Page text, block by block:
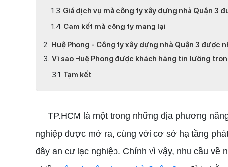
Giá dịch vụ mà công ty xây dựng nhà Quận 3
Cam kết mà công ty mang lại
Huệ Phong - Công ty xây dựng nhà Quận 3 được
Vì sao Huệ Phong được khách hàng tin tưởng
Tạm kết
TP.HCM là một trong những địa phương
nghiệp được mở ra, cùng với cơ sở hạ tầng
đây an cư lạc nghiệp. Chính vì vậy, nhu cầu về